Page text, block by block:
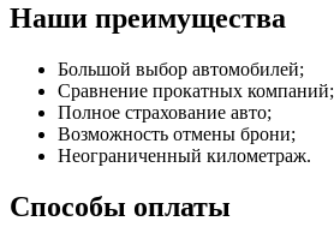
Наши преимущества
Большой выбор автомобилей;
Сравнение прокатных компаний;
Полное страхование авто;
Возможность отмены брони;
Неограниченный километраж.
Способы оплаты